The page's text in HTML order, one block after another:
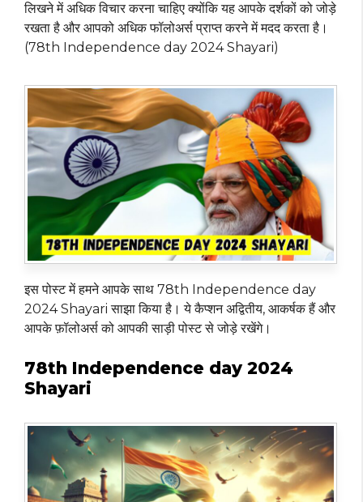
लिखने में अधिक विचार करना चाहिए क्योंकि यह आपके दर्शकों को जोड़े
रखता है और आपको अधिक फॉलोअर्स प्राप्त करने में मदद करता है।
(78th Independence day 2024 Shayari)
इस पोस्ट में हमने आपके साथ 78th Independence day
2024 Shayari साझा किया है। ये कैप्शन अद्वितीय, आकर्षक हैं और
आपके फ़ॉलोअर्स को आपकी साड़ी पोस्ट से जोड़े रखेंगे।
78th Independence day 2024
Shayari